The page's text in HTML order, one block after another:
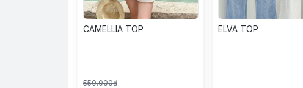
CAMELLIA TOP
550.000đ
ELVA TOP